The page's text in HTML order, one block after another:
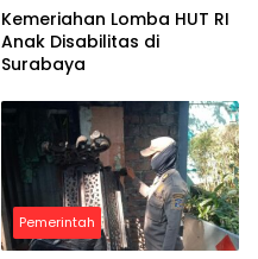
Kemeriahan Lomba HUT RI
Anak Disabilitas di
Surabaya
Pemerintah